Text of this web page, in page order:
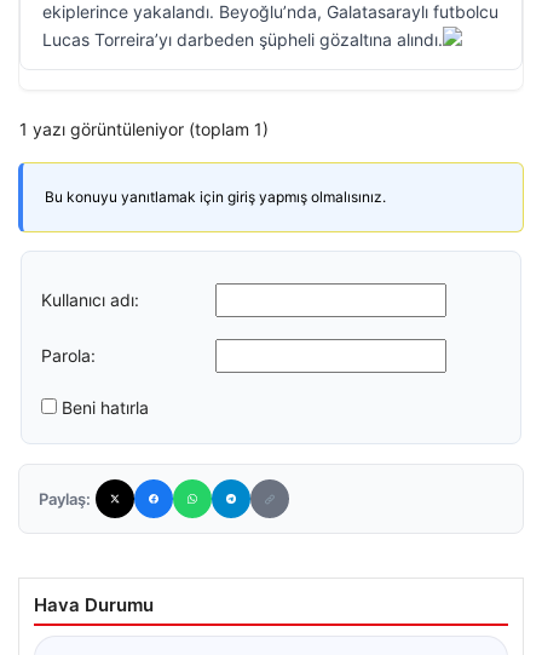
ekiplerince yakalandı. Beyoğlu’nda, Galatasaraylı futbolcu
Lucas Torreira’yı darbeden şüpheli gözaltına alındı.
1 yazı görüntüleniyor (toplam 1)
Bu konuyu yanıtlamak için giriş yapmış olmalısınız.
Kullanıcı adı:
Parola:
Beni hatırla
Paylaş:
Hava Durumu